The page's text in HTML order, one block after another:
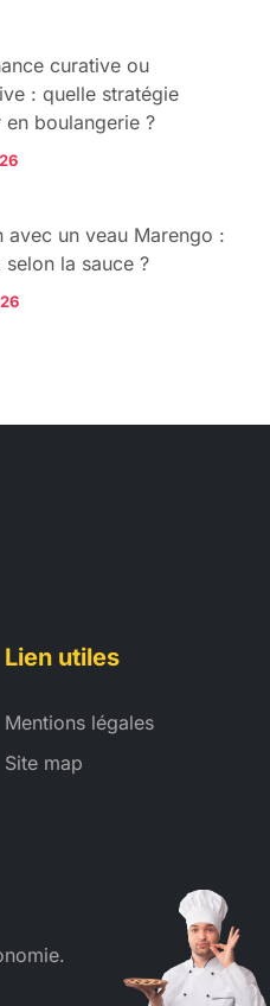
curative ou
: quelle stratégie
en boulangerie ?
avec un veau Marengo :
selon la sauce ?
Lien utiles
Mentions légales
Site map